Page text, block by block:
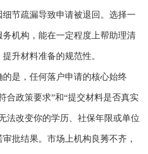
节疏漏导致申请被退回。选择一
务机构，能在一定程度上帮助理清
升材料准备的规范性。
，任何落户申请的核心始终
合政策要求”和“提交材料是否真实
法改变你的学历、社保年限或单位
批结果。市场上机构良莠不齐，